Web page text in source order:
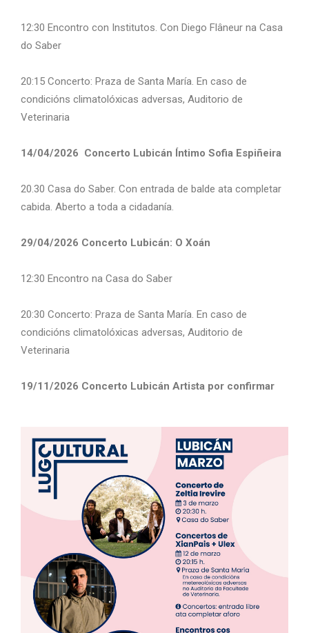
12:30 Encontro con Institutos. Con Diego Flâneur na Casa
do Saber
20:15 Concerto: Praza de Santa María. En caso de
condicións climatolóxicas adversas, Auditorio de
Veterinaria
14/04/2026 Concerto Lubicán Íntimo Sofia Espiñeira
20.30 Casa do Saber. Con entrada de balde ata completar
cabida. Aberto a toda a cidadanía.
29/04/2026 Concerto Lubicán: O Xoán
12:30 Encontro na Casa do Saber
20:30 Concerto: Praza de Santa María. En caso de
condicións climatolóxicas adversas, Auditorio de
Veterinaria
19/11/2026 Concerto Lubicán Artista por confirmar